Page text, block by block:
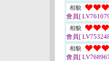
相貌
會員[
相貌
會員[
相貌
會員[